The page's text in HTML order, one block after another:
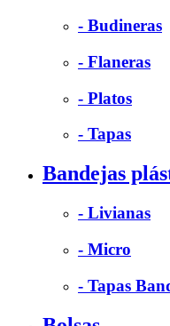
- Budineras
- Flaneras
- Platos
- Tapas
Bandejas
- Livianas
- Micro
- Tapas